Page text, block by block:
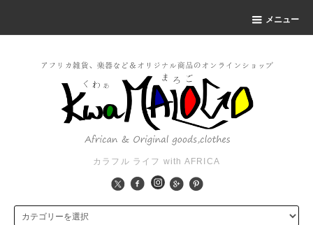
メニュー
カラフル ライフ with AFRICA